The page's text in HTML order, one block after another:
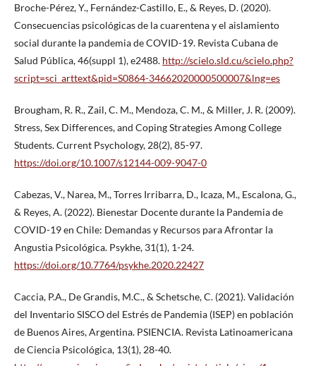
Broche-Pérez, Y., Fernández-Castillo, E., & Reyes, D. (2020).
Consecuencias psicológicas de la cuarentena y el aislamiento
social durante la pandemia de COVID-19. Revista Cubana de
Salud Pública, 46(suppl 1), e2488. http://scielo.sld.cu/scielo.php?
script=sci_arttext&pid=S0864-34662020000500007&lng=es
Brougham, R. R., Zail, C. M., Mendoza, C. M., & Miller, J. R. (2009).
Stress, Sex Differences, and Coping Strategies Among College
Students. Current Psychology, 28(2), 85-97.
https://doi.org/10.1007/s12144-009-9047-0
Cabezas, V., Narea, M., Torres Irribarra, D., Icaza, M., Escalona, G.,
& Reyes, A. (2022). Bienestar Docente durante la Pandemia de
COVID-19 en Chile: Demandas y Recursos para Afrontar la
Angustia Psicológica. Psykhe, 31(1), 1-24.
https://doi.org/10.7764/psykhe.2020.22427
Caccia, P.A., De Grandis, M.C., & Schetsche, C. (2021). Validación
del Inventario SISCO del Estrés de Pandemia (ISEP) en población
de Buenos Aires, Argentina. PSIENCIA. Revista Latinoamericana
de Ciencia Psicológica, 13(1), 28-40.